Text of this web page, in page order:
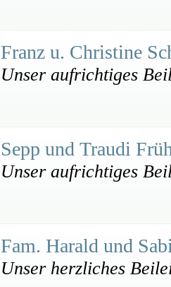
Franz u. Christine
Unser aufrichtiges
Sepp und Traudi
Unser aufrichtiges
Fam. Harald und
Unser herzliches